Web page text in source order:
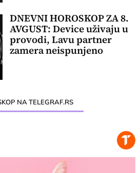
DNEVNI HOROSKOP ZA 8.
AVGUST: Device uživaju u
provodi, Lavu partner
zamera neispunjeno
NA TELEGRAF.RS